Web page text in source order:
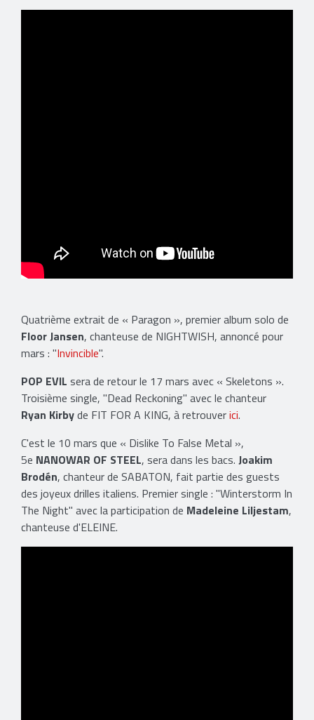
Quatrième extrait de « Paragon », premier album solo de
Floor Jansen, chanteuse de NIGHTWISH, annoncé pour
mars : "Invincible".
POP EVIL sera de retour le 17 mars avec « Skeletons ».
Troisième single, "Dead Reckoning" avec le chanteur
Ryan Kirbyde FIT FOR A KING, à retrouverici.
C'est le 10 mars que « Dislike To False Metal »,
5e NANOWAR OF STEEL, sera dans les bacs. Joakim
Brodén, chanteur de SABATON, fait partie des guests
des joyeux drilles italiens. Premier single : "Winterstorm In
The Night" avec la participation de Madeleine Liljestam,
chanteuse d'ELEINE.